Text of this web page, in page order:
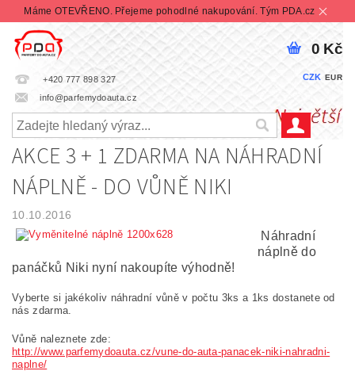
Máme OTEVŘENO. Přejeme pohodlné nakupování. Tým PDA.cz
+420 777 898 327
info@parfemydoauta.cz
CZK EUR
0 Kč
AKCE 3 + 1 ZDARMA NA NÁHRADNÍ
NÁPLNĚ - DO VŮNĚ NIKI
10.10.2016
Náhradní
náplně do
panáčků Niki nyní nakoupíte výhodně!
Vyberte si jakékoliv náhradní vůně v počtu 3ks a 1ks dostanete od
nás zdarma.
Vůně naleznete zde:
http://www.parfemydoauta.cz/vune-do-auta-panacek-niki-nahradni-
naplne/